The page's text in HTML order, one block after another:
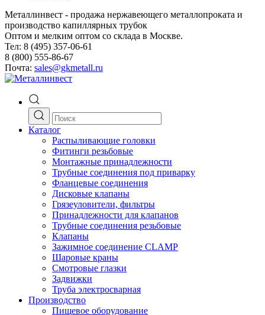
Металлинвест - продажа нержавеющего металлопроката и
производство капиллярных трубок
Оптом и мелким оптом со склада в Москве.
Тел: 8 (495) 357-06-61
8 (800) 555-86-67
Почта: sales@gkmetall.ru
Каталог
Распыливающие головки
Фитинги резьбовые
Монтажные принадлежности
Трубные соединения под приварку
Фланцевые соединения
Дисковые клапаны
Грязеуловители, фильтры
Принадлежности для клапанов
Трубные соединения резьбовые
Клапаны
Зажимное соединение CLAMP
Шаровые краны
Смотровые глазки
Задвижки
Труба электросварная
Производство
Пищевое оборудование